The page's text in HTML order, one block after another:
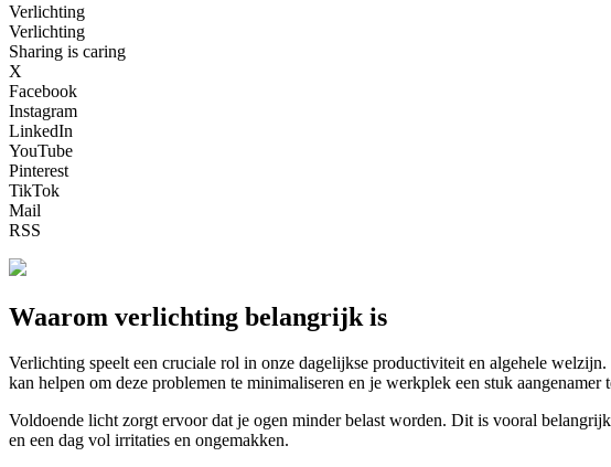
Verlichting
Verlichting
Sharing is caring
X
Facebook
Instagram
LinkedIn
YouTube
Pinterest
TikTok
Mail
RSS
Waarom verlichting belangrijk is
Verlichting speelt een cruciale rol in onze dagelijkse productiviteit en algehele
kan helpen om deze problemen te minimaliseren en je werkplek een stuk aangenamer
Voldoende licht zorgt ervoor dat je ogen minder belast worden. Dit is vooral
en een dag vol irritaties en ongemakken.